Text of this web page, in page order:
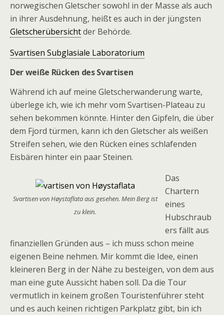
norwegischen Gletscher sowohl in der Masse als auch
in ihrer Ausdehnung, heißt es auch in der jüngsten
Gletscherübersichtder Behörde.
Svartisen Subglasiale Laboratorium
Der weiße Rücken des Svartisen
Während ich auf meine Gletscherwanderung warte,
überlege ich, wie ich mehr vom Svartisen-Plateau zu
sehen bekommen könnte. Hinter den Gipfeln, die über
dem Fjord türmen, kann ich den Gletscher als weißen
Streifen sehen, wie den Rücken eines schlafenden
Eisbären hinter ein paar Steinen.
Svartisen von Høystaflata aus gesehen. Mein Berg ist
zu klein.
Das
Chartern
eines
Hubschraub
ers fällt aus
finanziellen Gründen aus – ich muss schon meine
eigenen Beine nehmen. Mir kommt die Idee, einen
kleineren Berg in der Nähe zu besteigen, von dem aus
man eine gute Aussicht haben soll. Da die Tour
vermutlich in keinem großen Touristenführer steht
und es auch keinen richtigen Parkplatz gibt, bin ich